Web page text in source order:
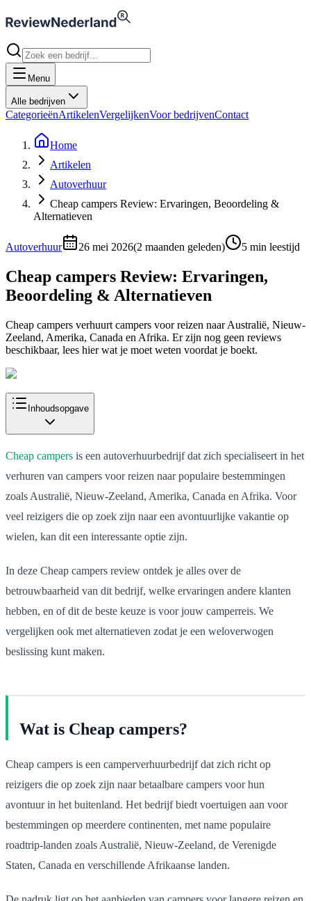
Menu
Alle bedrijven
CategorieënArtikelenVergelijkenVoor bedrijvenContact
Home
Artikelen
Autoverhuur
Cheap campers Review: Ervaringen, Beoordeling &
Alternatieven
Autoverhuur 26 mei 2026(2 maanden geleden) 5 min leestijd
Cheap campers Review: Ervaringen,
Beoordeling & Alternatieven
Cheap campers verhuurt campers voor reizen naar Australië, Nieuw-
Zeeland, Amerika, Canada en Afrika. Er zijn nog geen reviews
beschikbaar, lees hier wat je moet weten voordat je boekt.
Inhoudsopgave
Cheap campers is een autoverhuurbedrijf dat zich specialiseert in het
verhuren van campers voor reizen naar populaire bestemmingen
zoals Australië, Nieuw-Zeeland, Amerika, Canada en Afrika. Voor
veel reizigers die op zoek zijn naar een avontuurlijke vakantie op
wielen, kan dit een interessante optie zijn.
In deze Cheap campers review ontdek je alles over de
betrouwbaarheid van dit bedrijf, welke ervaringen andere klanten
hebben, en of dit de beste keuze is voor jouw camperreis. We
vergelijken ook met alternatieven zodat je een weloverwogen
beslissing kunt maken.
Wat is Cheap campers?
Cheap campers is een camperverhuurbedrijf dat zich richt op
reizigers die op zoek zijn naar betaalbare campers voor hun
avontuur in het buitenland. Het bedrijf biedt voertuigen aan voor
bestemmingen op meerdere continenten, met name populaire
roadtrip-landen zoals Australië, Nieuw-Zeeland, de Verenigde
Staten, Canada en verschillende Afrikaanse landen.